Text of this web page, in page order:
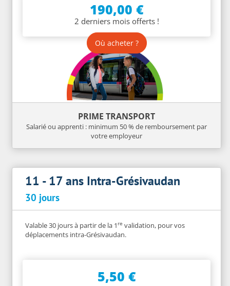
190,00 €
2 derniers mois offerts !
Où acheter ?
PRIME TRANSPORT
Salarié ou apprenti : minimum 50 % de remboursement par
votre employeur
11 - 17 ans Intra-Grésivaudan
30 jours
Valable 30 jours à partir de la 1re validation, pour vos
déplacements intra-Grésivaudan.
5,50 €